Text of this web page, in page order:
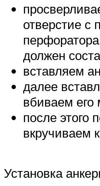
отверстие
должен
вставляем
далее
вбиваем его
после этого
вкручиваем
Установка